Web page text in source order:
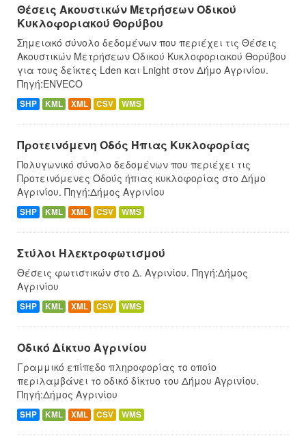
Θέσεις Ακουστικών Μετρήσεων Οδικού
Κυκλοφοριακού Θορύβου
Σημειακό σύνολο δεδομένων που περιέχει τις Θέσεις
Ακουστικών Μετρήσεων Οδικού Κυκλοφοριακού Θορύβου
για τους δείκτες Lden και Lnight στον Δήμο Αγρινίου.
Πηγή:ENVECO
SHP KML XML CSV WMS
Προτεινόμενη Οδός Ήπιας Κυκλοφορίας
Πολυγωνικό σύνολο δεδομένων που περιέχει τις
Προτεινόμενες Οδούς ήπιας κυκλοφορίας στο Δήμο
Αγρινίου. Πηγή:Δήμος Αγρινίου
SHP KML XML CSV WMS
Στύλοι Ηλεκτροφωτισμού
Θέσεις φωτιστικών στο Δ. Αγρινίου. Πηγή:Δήμος
Αγρινίου
SHP KML XML CSV WMS
Οδικό Δίκτυο Αγρινίου
Γραμμικό επίπεδο πληροφορίας το οποίο
περιλαμβάνει το οδικό δίκτυο του Δήμου Αγρινίου.
Πηγή:Δήμος Αγρινίου
SHP KML XML CSV WMS